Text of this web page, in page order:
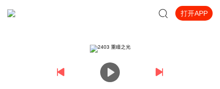
打开APP